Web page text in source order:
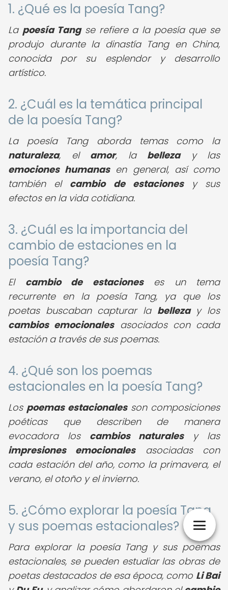
1. ¿Qué es la poesía Tang?
La poesía Tangse refiere a la poesía que se
produjo durante la dinastía Tang en China,
conocida por su esplendor y desarrollo
artístico.
2. ¿Cuál es la temática principal
de la poesía Tang?
La poesía Tang aborda temas como la
naturaleza, el amor, la bellezay las
emociones humanasen general, así como
también el cambio de estacionesy sus
efectos en la vida cotidiana.
3. ¿Cuál es la importancia del
cambio de estaciones en la
poesía Tang?
El cambio de estacioneses un tema
recurrente en la poesía Tang, ya que los
poetas buscaban capturar la bellezay los
cambios emocionalesasociados con cada
estación a través de sus poemas.
4. ¿Qué son los poemas
estacionales en la poesía Tang?
Los poemas estacionalesson composiciones
poéticas que describen de manera
evocadora los cambios naturalesy las
impresiones emocionalesasociadas con
cada estación del año, como la primavera, el
verano, el otoño y el invierno.
5. ¿Cómo explorar la poesía Tang
y sus poemas estacionales?
Para explorar la poesía Tang y sus poemas
estacionales, se pueden estudiar las obras de
poetas destacados de esa época, como Li Bai